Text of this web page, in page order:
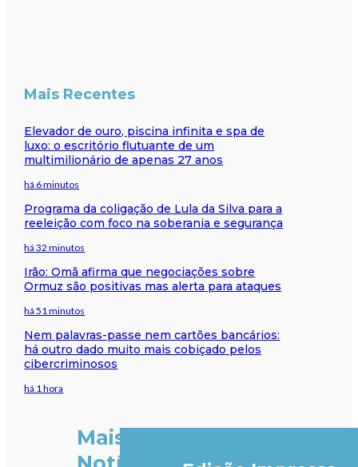
Mais Recentes
Elevador de ouro, piscina infinita e spa de
luxo: o escritório flutuante de um
multimilionário de apenas 27 anos
há 6 minutos
Programa da coligação de Lula da Silva para a
reeleição com foco na soberania e segurança
há 32 minutos
Irão: Omã afirma que negociações sobre
Ormuz são positivas mas alerta para ataques
há 51 minutos
Nem palavras-passe nem cartões bancários:
há outro dado muito mais cobiçado pelos
cibercriminosos
há 1 hora
Mais